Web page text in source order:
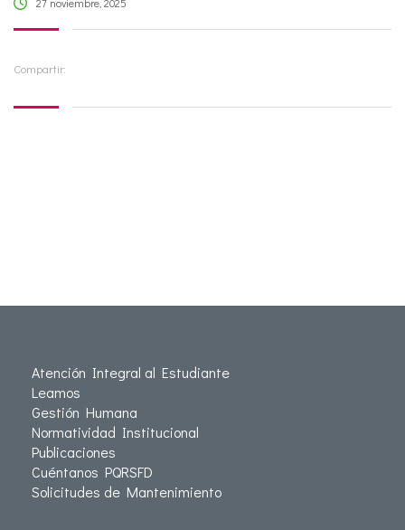
Compartir:
Atención Integral al Estudiante
Leamos
Gestión Humana
Normatividad Institucional
Publicaciones
Cuéntanos PQRSFD
Solicitudes de Mantenimiento